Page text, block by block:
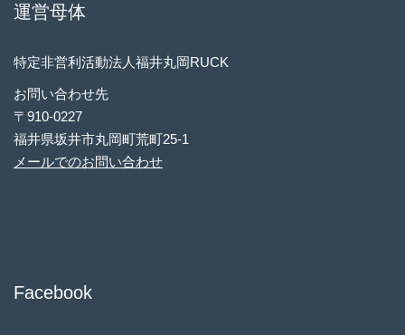
運営母体
特定非営利活動法人福井丸岡RUCK
お問い合わせ先
〒910-0227
福井県坂井市丸岡町荒町25-1
メールでのお問い合わせ
Facebook